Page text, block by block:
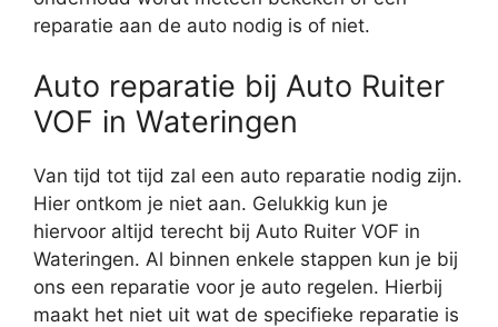
reparatie aan de auto nodig is of niet.
Auto reparatie bij Auto Ruiter
VOF in Wateringen
Van tijd tot tijd zal een auto reparatie nodig zijn.
Hier ontkom je niet aan. Gelukkig kun je
hiervoor altijd terecht bij Auto Ruiter VOF in
Wateringen. Al binnen enkele stappen kun je bij
ons een reparatie voor je auto regelen. Hierbij
maakt het niet uit wat de specifieke reparatie is